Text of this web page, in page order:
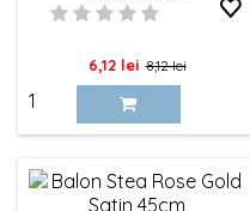
Pret
6,12 lei Pret
baza
8,12 lei